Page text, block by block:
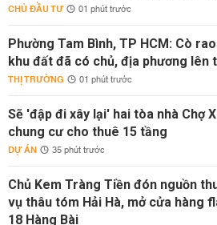
CHỦ ĐẦU TƯ 01 phút trước
Phường Tam Bình, TP HCM: Cò
khu đất đã có chủ, địa phương lên
THỊ TRƯỜNG 01 phút trước
Sẽ 'đập đi xây lại' hai tòa nhà Chợ
chung cư cho thuê 15 tầng
DỰ ÁN 35 phút trước
Chủ Kem Tràng Tiền đón nguồn
vụ thâu tóm Hải Hà, mở cửa hàng
18 Hàng Bài